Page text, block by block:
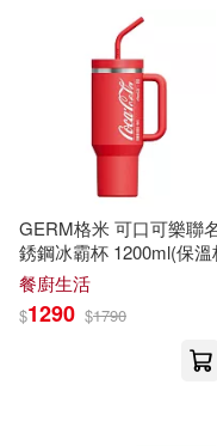
劉昱江(10)
王惠娟(9)
黃建維(9)
田英章（主編）
Muzikland(7)
人民衛生出版社
易博士出版社(26)
湖北美術出版社
湖南少年兒童出
可超商取貨(2336)
可海外宅配(2254)
可港澳店取(2119)
可新加坡店取
可菲律賓店取
GERM格米 可口可樂聯
銹鋼冰霸杯 1200ml(保溫
行杯/吸管杯/保冰杯) 紅
餐廚生活
$1290 $1790